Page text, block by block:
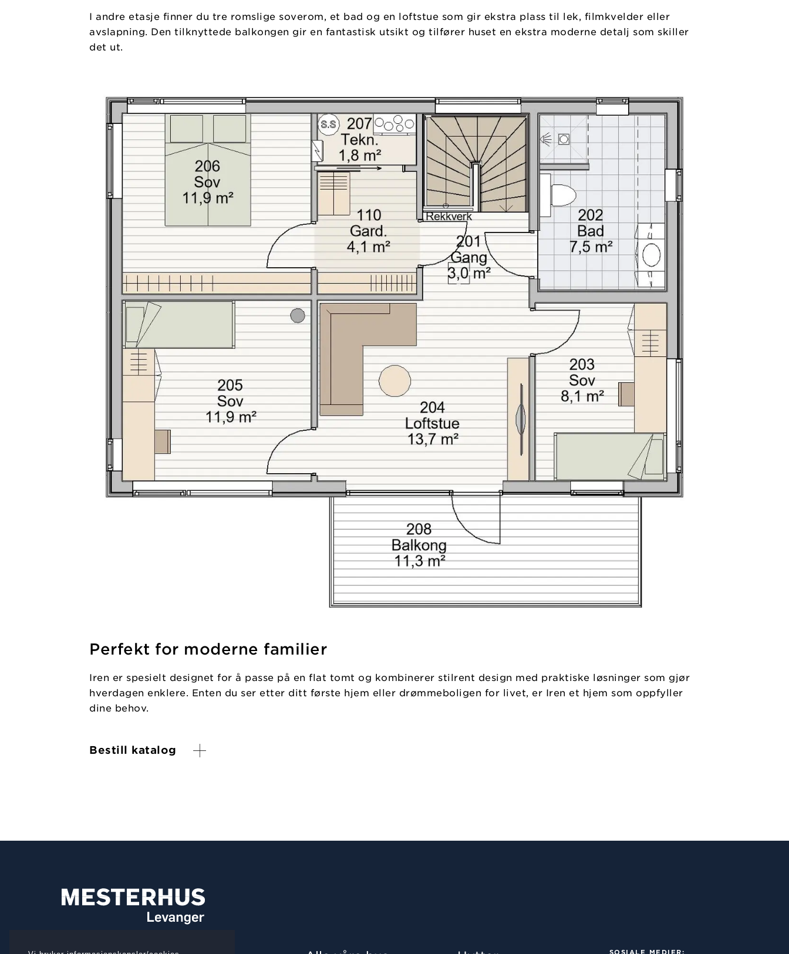
I andre etasje finner du tre romslige soverom, et bad og en loftstue som gir ekstra plass til lek, filmkvelder eller
avslapning. Den tilknyttede balkongen gir en fantastisk utsikt og tilfører huset en ekstra moderne detalj som skiller
det ut.
Perfekt for moderne familier
Iren er spesielt designet for å passe på en flat tomt og kombinerer stilrent design med praktiske løsninger som gjør
hverdagen enklere. Enten du ser etter ditt første hjem eller drømmeboligen for livet, er Iren et hjem som oppfyller
dine behov.
Bestill katalog
SOSIALE MEDIER: